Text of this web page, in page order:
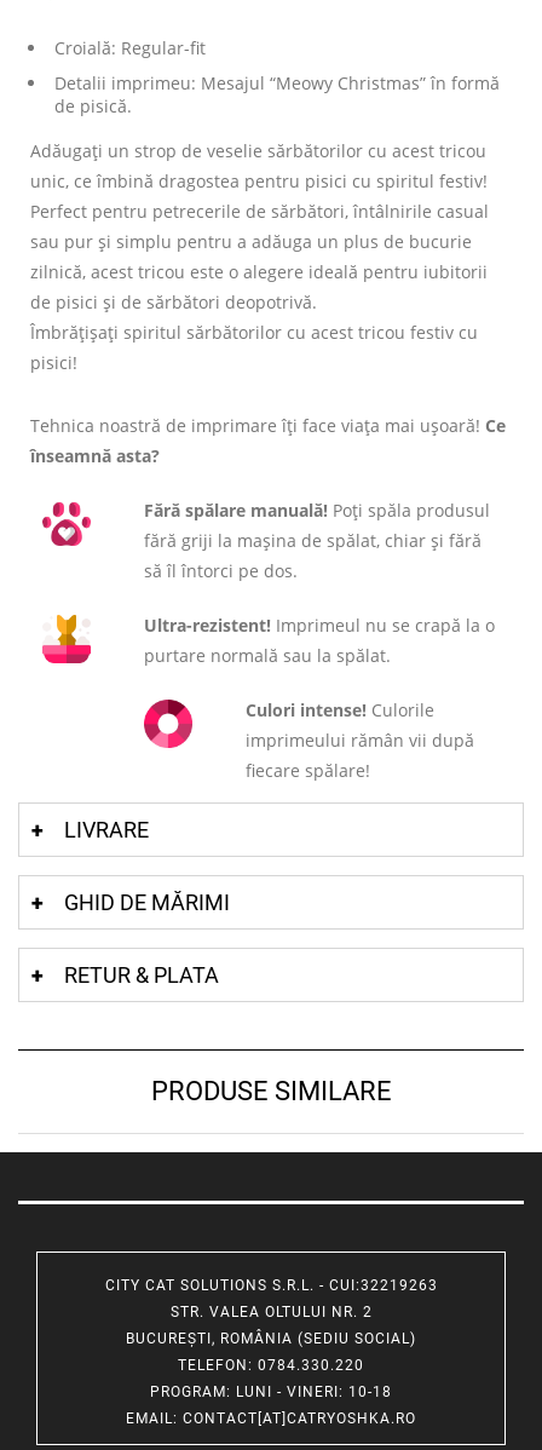
Croială: Regular-fit
Detalii imprimeu: Mesajul “Meowy Christmas” în formă
de pisică.
Adăugați un strop de veselie sărbătorilor cu acest tricou
unic, ce îmbină dragostea pentru pisici cu spiritul festiv!
Perfect pentru petrecerile de sărbători, întâlnirile casual
sau pur și simplu pentru a adăuga un plus de bucurie
zilnică, acest tricou este o alegere ideală pentru iubitorii
de pisici și de sărbători deopotrivă.
Îmbrățișați spiritul sărbătorilor cu acest tricou festiv cu
pisici!
Tehnica noastră de imprimare îți face viața mai ușoară! Ce
înseamnă asta?
Fără spălare manuală! Poți spăla produsul
fără griji la mașina de spălat, chiar și fără
să îl întorci pe dos.
Ultra-rezistent! Imprimeul nu se crapă la o
purtare normală sau la spălat.
Culori intense! Culorile
imprimeului rămân vii după
fiecare spălare!
LIVRARE
GHID DE MĂRIMI
RETUR & PLATA
PRODUSE SIMILARE
CITY CAT SOLUTIONS S.R.L. - CUI:32219263
STR. VALEA OLTULUI NR. 2
BUCUREȘTI, ROMÂNIA (SEDIU SOCIAL)
TELEFON : 0784.330.220
PROGRAM: LUNI - VINERI: 10-18
EMAIL : CONTACT[AT]CATRYOSHKA.RO